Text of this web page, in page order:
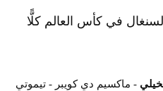
في كأس العالم كلًّا
- ماكسيم دي كويبر - تيموتي